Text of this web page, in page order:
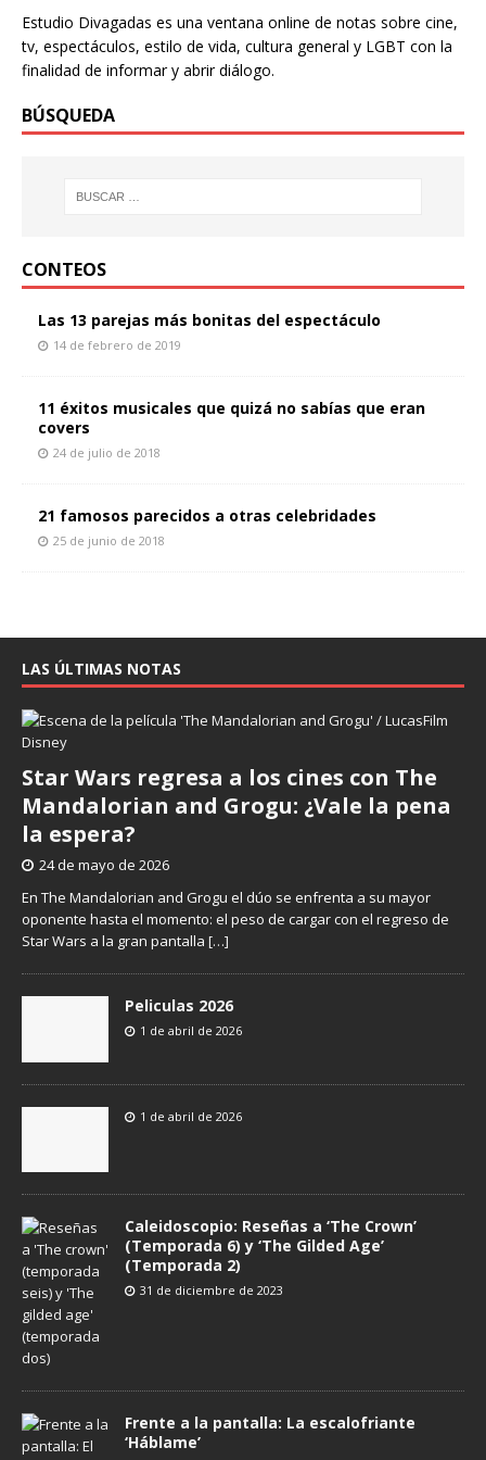
Estudio Divagadas es una ventana online de notas sobre cine,
tv, espectáculos, estilo de vida, cultura general y LGBT con la
finalidad de informar y abrir diálogo.
BÚSQUEDA
CONTEOS
Las 13 parejas más bonitas del espectáculo
14 de febrero de 2019
11 éxitos musicales que quizá no sabías que eran
covers
24 de julio de 2018
21 famosos parecidos a otras celebridades
25 de junio de 2018
LAS ÚLTIMAS NOTAS
Star Wars regresa a los cines con The
Mandalorian and Grogu: ¿Vale la pena
la espera?
24 de mayo de 2026
En The Mandalorian and Grogu el dúo se enfrenta a su mayor
oponente hasta el momento: el peso de cargar con el regreso de
Star Wars a la gran pantalla […]
Peliculas 2026
1 de abril de 2026
1 de abril de 2026
Caleidoscopio: Reseñas a ‘The Crown’
(Temporada 6) y ‘The Gilded Age’
(Temporada 2)
31 de diciembre de 2023
Frente a la pantalla: La escalofriante
‘Háblame’